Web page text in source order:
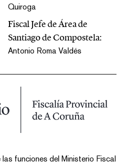
Quiroga
Fiscal Jefe de Área de
Santiago de Compostela:
Antonio Roma Valdés
funciones del Ministerio Fiscal